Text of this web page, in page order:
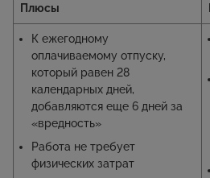
Плюсы
К ежегодному
оплачиваемому отпуску,
который равен 28
календарных дней,
добавляются еще 6 дней за
«вредность»
Работа не требует
физических затрат